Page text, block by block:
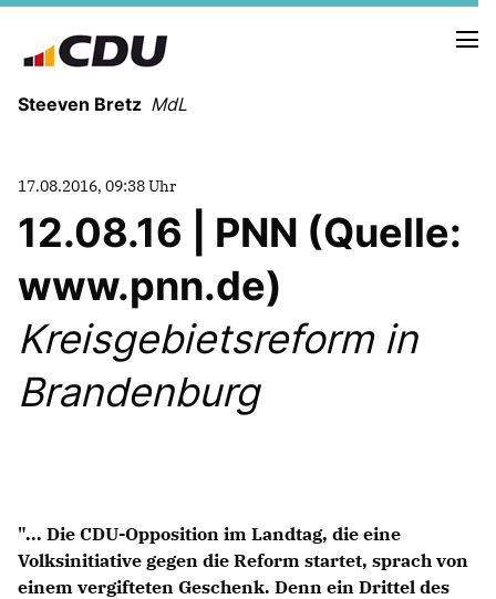
Steeven Bretz MdL
VITA
WAHLKREISBESUCHE
PRESSEFOTOS
MEIN BÜRGERBÜRO
Kleine Anfragen
17.08.2016, 09:38 Uhr
12.08.16 | PNN (Quelle:
www.pnn.de)
Kreisgebietsreform in
Brandenburg
"... Die CDU-Opposition im Landtag, die eine
Volksinitiative gegen die Reform startet, sprach von
einem vergifteten Geschenk. Denn ein Drittel des